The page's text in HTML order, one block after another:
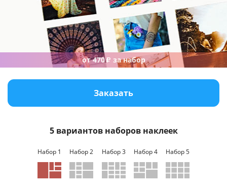
Интерьерная печать
Фотоподарки
Багетная мастерская
Полиграфия
Заказать
от 470₽ за набор
5 вариантов наборов наклеек
Набор 1 Набор 2 Набор 3 Набор 4 Набор 5